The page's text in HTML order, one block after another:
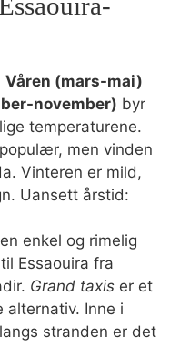
Våren (mars-mai)
november) byr
temperaturene.
men vinden
Vinteren er mild,
Uansett årstid:
enkel og rimelig
Essaouira fra
Grand taxis er et
alternativ. Inne i
stranden er det